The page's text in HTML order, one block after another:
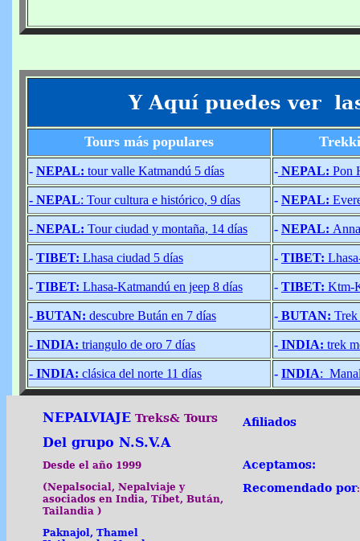
Y Aquí puedes ver
Tours más populares
- NEPAL: tour valle Katmandú 5 días - NEPAL: Pon
- NEPAL: Tour cultura e histórico, 9 días - NEPAL:
- NEPAL: Tour ciudad y montaña, 14 días - NEPAL:
- TIBET: Lhasa ciudad 5 días - TIBET:
- TIBET: Lhasa-Katmandú en jeep 8 días - TIBET: Ktm-
- BUTAN: descubre Bután en 7 días - BUTAN:
- INDIA: triangulo de oro 7 días - INDIA: trek
- INDIA: clásica del norte 11 días - INDIA:
NEPALVIAJE Treks& Tours
Del grupo N.S.V.A
Desde el año 1999
(Nepalsocial, Nepalviaje y
asociados en India, Tíbet, Bután,
Tailandia )
Paknajol, Thamel
Afiliados
Aceptamos:
Recomendado por: